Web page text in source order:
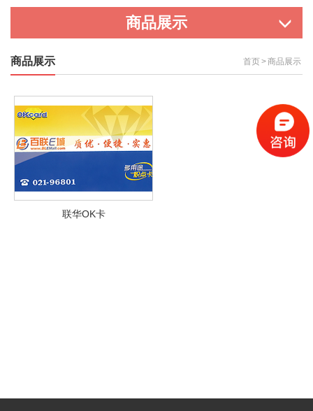
商品展示
商品展示 首页>商品展示
联华OK卡